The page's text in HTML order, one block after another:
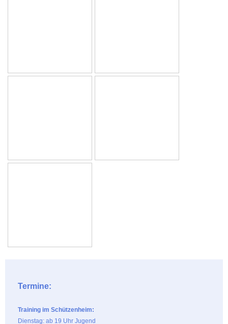
Termine:
Training im Schützenheim:
Dienstag: ab 19 Uhr Jugend